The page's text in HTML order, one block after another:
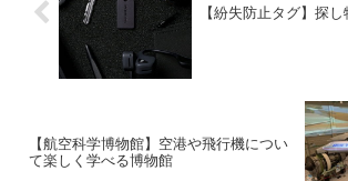
【紛失防止タグ】探
【航空科学博物館】空港や飛行機につい
て楽しく学べる博物館